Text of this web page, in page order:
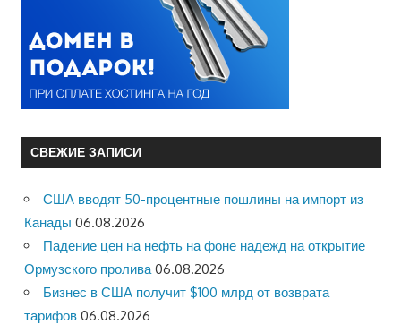
СВЕЖИЕ ЗАПИСИ
США вводят 50-процентные пошлины на импорт из
Канады 06.08.2026
Падение цен на нефть на фоне надежд на открытие
Ормузского пролива 06.08.2026
Бизнес в США получит $100 млрд от возврата
тарифов 06.08.2026